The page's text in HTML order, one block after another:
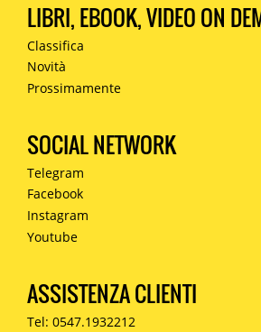
LIBRI, EBOOK, VIDEO ON
Classifica
Novità
Prossimamente
SOCIAL NETWORK
Telegram
Facebook
Instagram
Youtube
ASSISTENZA CLIENTI
Tel: 0547.1932212